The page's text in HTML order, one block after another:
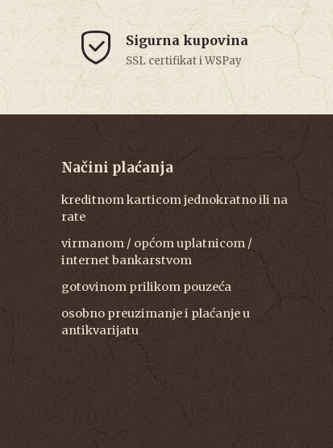
Sigurna kupovina
SSL certifikat i WSPay
Načini plaćanja
kreditnom karticom jednokratno ili na
rate
virmanom / općom uplatnicom /
internet bankarstvom
gotovinom prilikom pouzeća
osobno preuzimanje i plaćanje u
antikvarijatu